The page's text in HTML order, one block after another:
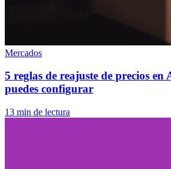
Mercados
5 reglas de reajuste de precios en
puedes configurar
13 min de lectura